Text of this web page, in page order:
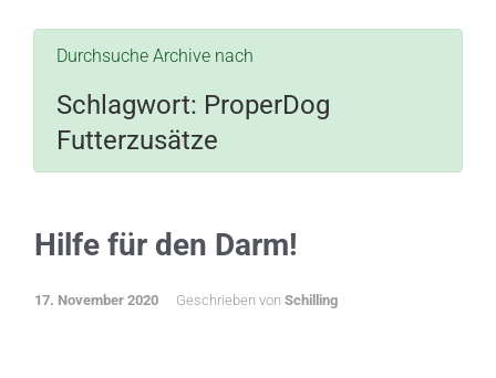
Durchsuche Archive nach
Schlagwort: ProperDog
Futterzusätze
Hilfe für den Darm!
17. November 2020 Geschrieben von Schilling